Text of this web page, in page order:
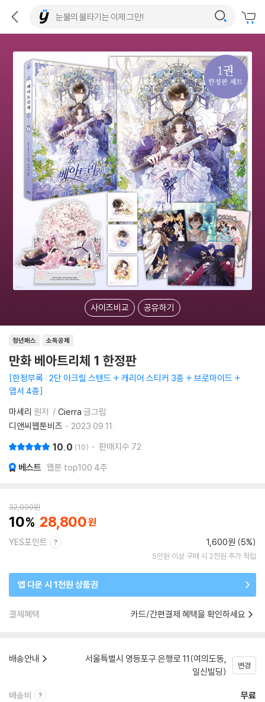
사이즈비교 공유하기
소득공제
청년패스
만화 베아트리체 1 한정판
한정부록 : 2단 아크릴 스탠드 + 캐리어 스티커 3종 + 브로마이드 +
엽서 4종
마셰리 원저 Cierra 글그림
디앤씨웹툰비즈
2023.09.11.
10.0 10 판매지수 72
베스트 웹툰 top100 4주
32,000원
10 28,800
YES포인트 1,600원 (5%)
5만원 이상 구매 시 2천원 추가 적립
앱 다운 시 1천원 상품권
결제혜택 카드/간편결제 혜택을 확인하세요
배송안내
서울특별시 영등포구 은행로 11(여의도동,
일신빌딩)
변경
배송비 무료